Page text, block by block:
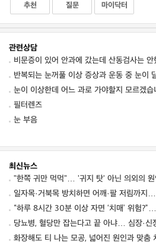
추천 질문 마이닥터
관련상담
비문증이 있어 안과에 갔는데 산동검사는 안
눈이 이상한데 어느 과로 가야할지 모르겠습
필터렌즈
눈 부음
최신뉴스
"한쪽 귀만 먹먹"… '귀지 탓' 아닌 의외의 원
일자목·거북목 방치하면 어깨·팔 저림까지
당뇨병, 혈당만 잡는다고 끝 아냐… 심장·신
화장해도 티 나는 모공, 넓어진 원인과 맞춤